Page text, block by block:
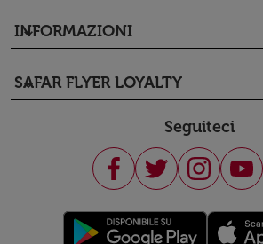
INFORMAZIONI
keyboard_arrow_down
SAFAR FLYER LOYALTY
keyboard_arrow_down
Seguiteci